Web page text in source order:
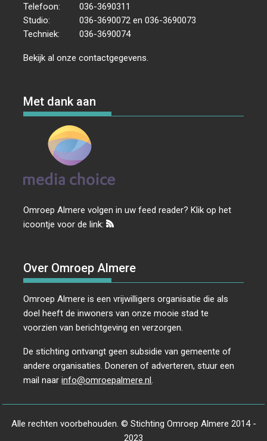
Telefoon:
036-3690311
Studio:
036-3690072 en 036-3690073
Techniek:
036-3690074
Bekijk al onzecontactgegevens
Met dank aan
Omroep Almere volgen in uw feed reader? Klik op het
icoontje voor de link:
Over Omroep Almere
Omroep Almere is een vrijwilligers organisatie die als
doel heeft de inwoners van onze mooie stad te
voorzien van berichtgeving en verzorgen.
De stichting ontvangt geen subsidie van gemeente of
andere organisaties. Doneren of adverteren, stuur een
mail naarinfo@omroepalmere.nl.
Alle rechten voorbehouden. © Stichting Omroep Almere 2014 -
2023